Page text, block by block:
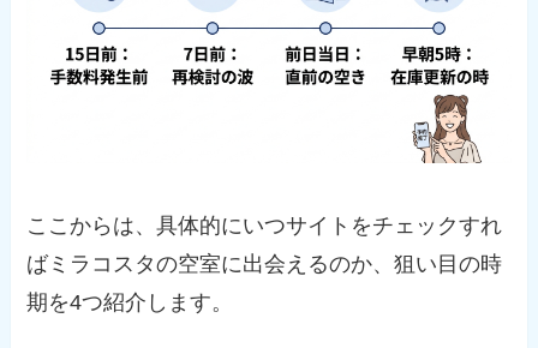
ここからは、具体的にいつサイトをチェックすれ
ばミラコスタの空室に出会えるのか、狙い目の時
期を4つ紹介します。